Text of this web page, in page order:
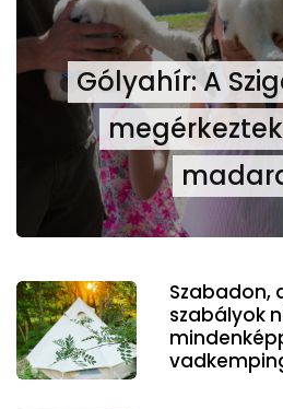
Gólyahír: A
Szabadon,
szabályok